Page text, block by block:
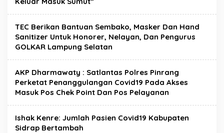
TEC Berikan Bantuan Sembako, Masker Dan Hand
Sanitizer Untuk Honorer, Nelayan, Dan Pengurus
GOLKAR Lampung Selatan
AKP Dharmawaty : Satlantas Polres Pinrang
Perketat Penanggulangan Covid19 Pada Akses
Masuk Pos Chek Point Dan Pos Pelayanan
Ishak Kenre: Jumlah Pasien Covid19 Kabupaten
Sidrap Bertambah